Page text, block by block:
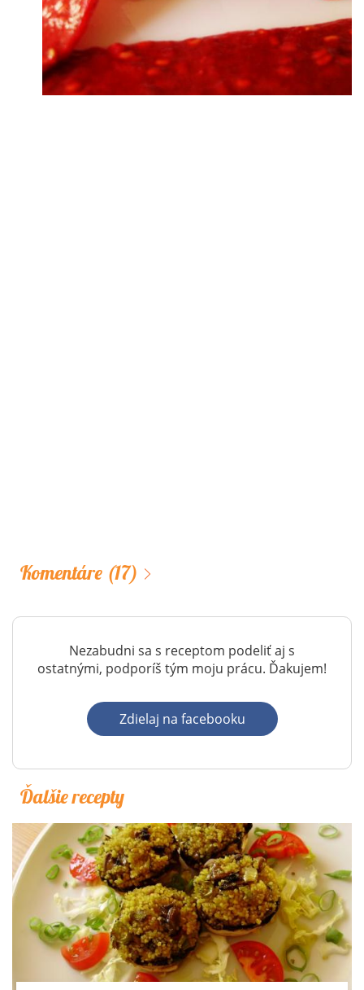
Komentáre (17)
Nezabudni sa s receptom podeliť aj s
ostatnými, podporíš tým moju prácu. Ďakujem!
Zdielaj na facebooku
Ďalšie recepty